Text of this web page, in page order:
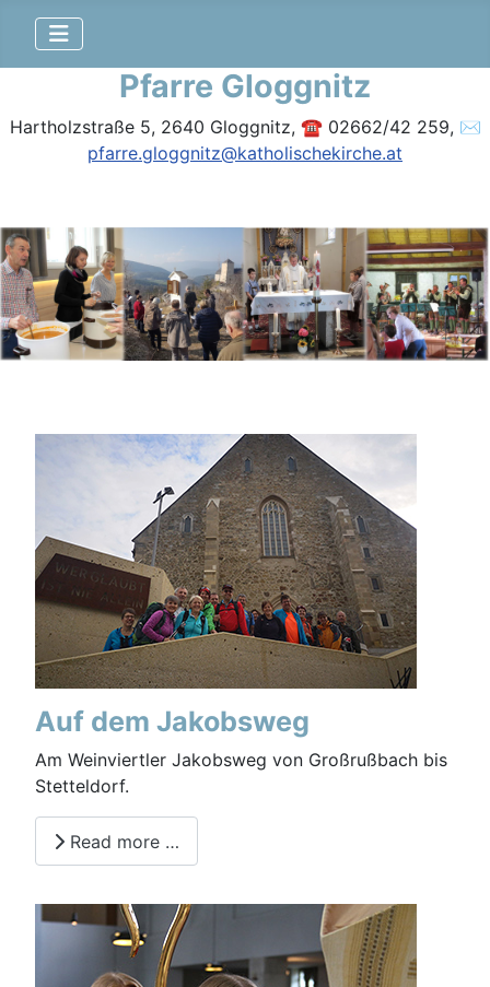
Pfarre Gloggnitz
Hartholzstraße 5, 2640 Gloggnitz, ☎ 02662/42 259, ✉
pfarre.gloggnitz@katholischekirche.at
Auf dem Jakobsweg
Am Weinviertler Jakobsweg von Großrußbach bis
Stetteldorf.
Read more …